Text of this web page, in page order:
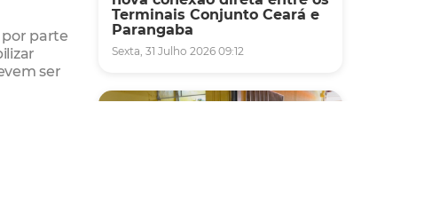
por parte
ser
Terminais Conjunto Ceará e
Parangaba
Sexta, 31 Julho 2026 09:12